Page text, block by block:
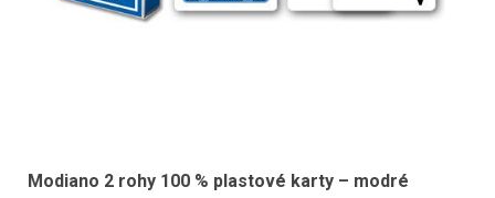
Modiano 2 rohy 100 % plastové karty – modré